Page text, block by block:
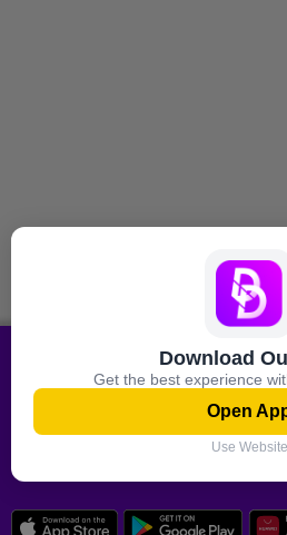
Download
Get the best experience
Open
Use Website
جميع عروض التسوق على هاتفك
المحمول